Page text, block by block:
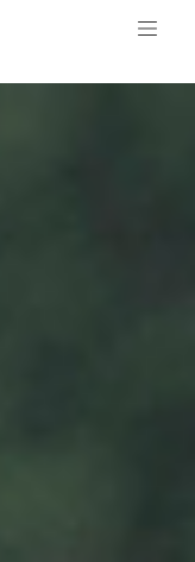
Academy Logo